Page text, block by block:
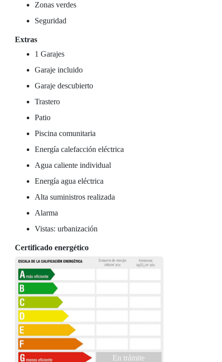
Zonas verdes
Seguridad
Extras
1 Garajes
Garaje incluido
Garaje descubierto
Trastero
Patio
Piscina comunitaria
Energía calefacción eléctrica
Agua caliente individual
Energía agua eléctrica
Alta suministros realizada
Alarma
Vistas: urbanización
Certificado energético
En trámite